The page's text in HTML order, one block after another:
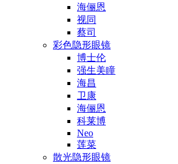
海俪恩
视同
蔡司
彩色隐形眼镜
博士伦
强生美瞳
海昌
卫康
海俪恩
科莱博
Neo
莲菜
散光隐形眼镜